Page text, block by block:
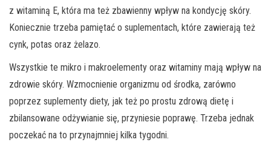
z witaminą E, która ma też zbawienny wpływ na kondycję skóry.
Koniecznie trzeba pamiętać o suplementach, które zawierają też
cynk, potas oraz żelazo.
Wszystkie te mikro i makroelementy oraz witaminy mają wpływ na
zdrowie skóry. Wzmocnienie organizmu od środka, zarówno
poprzez suplementy diety, jak też po prostu zdrową dietę i
zbilansowane odżywianie się, przyniesie poprawę. Trzeba jednak
poczekać na to przynajmniej kilka tygodni.